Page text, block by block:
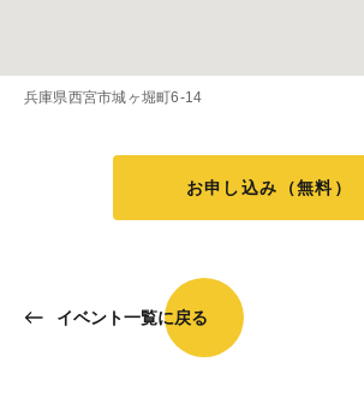
兵庫県西宮市城ヶ堀町6-14
お申し込み（無料）
イベント一覧に戻る